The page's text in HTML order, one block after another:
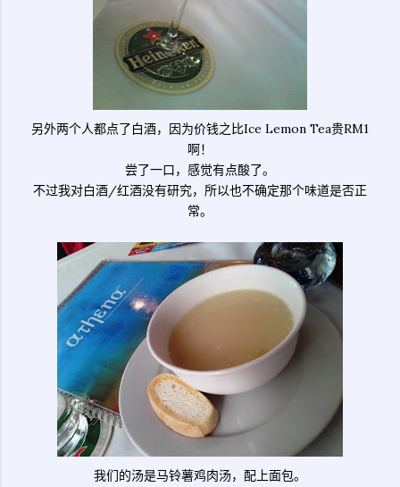
另外两个人都点了白酒，因为价钱之比Ice Lemon Tea贵RM1
啊！
尝了一口，感觉有点酸了。
不过我对白酒/红酒没有研究，所以也不确定那个味道是否正
常。
我们的汤是马铃薯鸡肉汤，配上面包。